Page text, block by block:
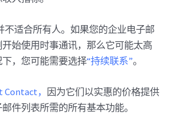
不适合所有人。如果您的企业电子邮
始使用时事通讯，那么它可能太高
，您可能需要选择“持续联系”。
， 因为它们以实惠的价格提供
件列表所需的所有基本功能。